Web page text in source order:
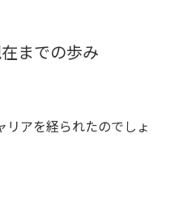
までの歩み
リアを経られたのでしょ